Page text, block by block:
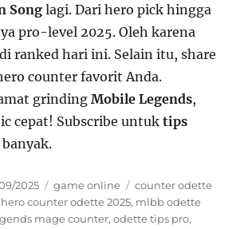
Songlagi. Dari hero pick hingga
pro-level 2025. Oleh karena
ranked hari ini. Selain itu, share
counter favorit Anda.
grindingMobile Legends,
cepat! Subscribe untuktips
2025 Categories
game online Tags
counter odette
hero counter odette 2025, mlbb odette
mage counter,odette tips pro,